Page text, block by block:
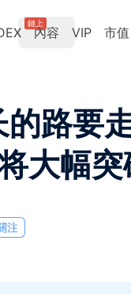
鏈上
內容 VIP 市值
的路要
大幅突
注